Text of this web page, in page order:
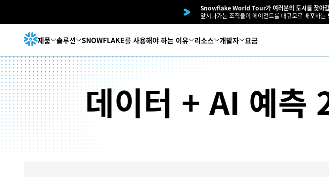
Snowflake World Tour가 여러분의 도시를 찾아
앞서나가는 조직들이 에이전트를 대규모로 배포하
제품 솔루션 SNOWFLAKE를 사용해야 하는 이유 리소스 개발자 요금
데이터 + AI 예측